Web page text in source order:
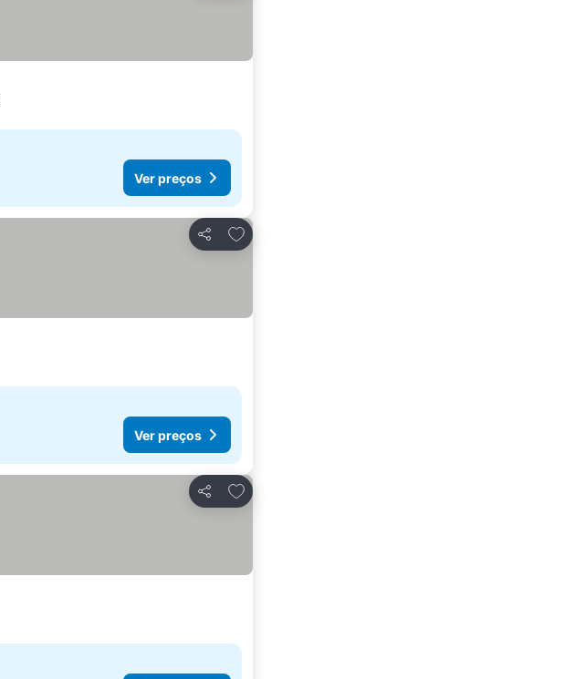
Ver preços
Partilhar
Adicionar aos favoritos
Ver preços
Partilhar
Adicionar aos favoritos